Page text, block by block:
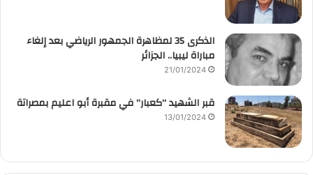
الذكرى 35 لمظاهرة الجمهور الرياضي بعد إلغاء
مباراة ليبيا.. الجزائر
21/01/2024
قبر الشهيد “كعبار” في مقبرة أبو اعليم بمصراتة
13/01/2024